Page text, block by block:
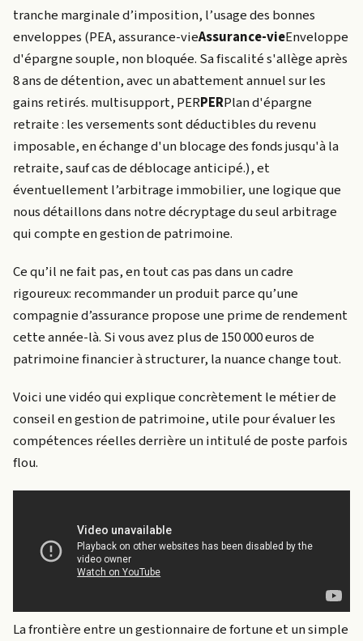
tranche marginale d’imposition, l’usage des bonnes
enveloppes (PEA,assurance-vieAssurance-vieEnveloppe
d'épargne souple, non bloquée. Sa fiscalité s'allège après
8 ans de détention, avec un abattement annuel sur les
gains retirés. multisupport, PERPERPlan d'épargne
retraite : les versements sont déductibles du revenu
imposable, en échange d'un blocage des fonds jusqu'à la
retraite, sauf cas de déblocage anticipé.), et
éventuellement l’arbitrage immobilier, une logique que
nous détaillons dans notre décryptage du seul arbitrage
qui compte en gestion de patrimoine.
Ce qu’il ne fait pas, en tout cas pas dans un cadre
rigoureux: recommander un produit parce qu’une
compagnie d’assurance propose une prime de rendement
cette année-là. Si vous avez plus de 150 000 euros de
patrimoine financier à structurer, la nuance change tout.
Voici une vidéo qui explique concrètement le métier de
conseil en gestion de patrimoine, utile pour évaluer les
compétences réelles derrière un intitulé de poste parfois
flou.
La frontière entre un gestionnaire de fortune et un simple